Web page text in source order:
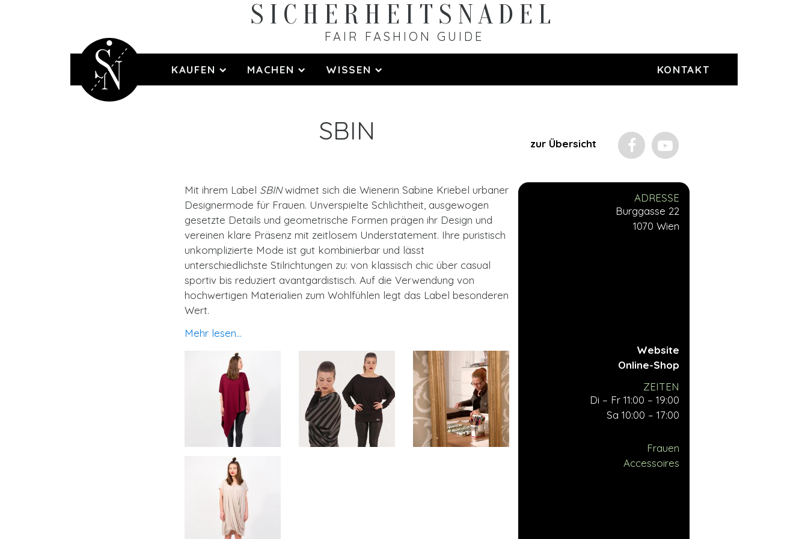
SICHERHEITS­NADEL
FAIR FASHION GUIDE
KAUFEN MACHEN WISSEN KONTAKT
SBIN zur Übersicht
Mit ihrem Label SBINwidmet sich die Wienerin Sabine Kriebel urbaner
Designermode für Frauen. Unverspielte Schlichtheit, ausgewogen
gesetzte Details und geometrische Formen prägen ihr Design und
vereinen klare Präsenz mit zeitlosem Understatement. Ihre puristisch
unkomplizierte Mode ist gut kombinierbar und lässt
unterschiedlichste Stilrichtungen zu: von klassisch chic über casual
sportiv bis reduziert avantgardistisch. Auf die Verwendung von
hochwertigen Materialien zum Wohlfühlen legt das Label besonderen
Wert.
Mehr lesen...
ADRESSE
Burggasse 22
1070 Wien
Website
Online-Shop
ZEITEN
Di – Fr 11:00 – 19:00
Sa 10:00 – 17:00
Frauen
Accessoires